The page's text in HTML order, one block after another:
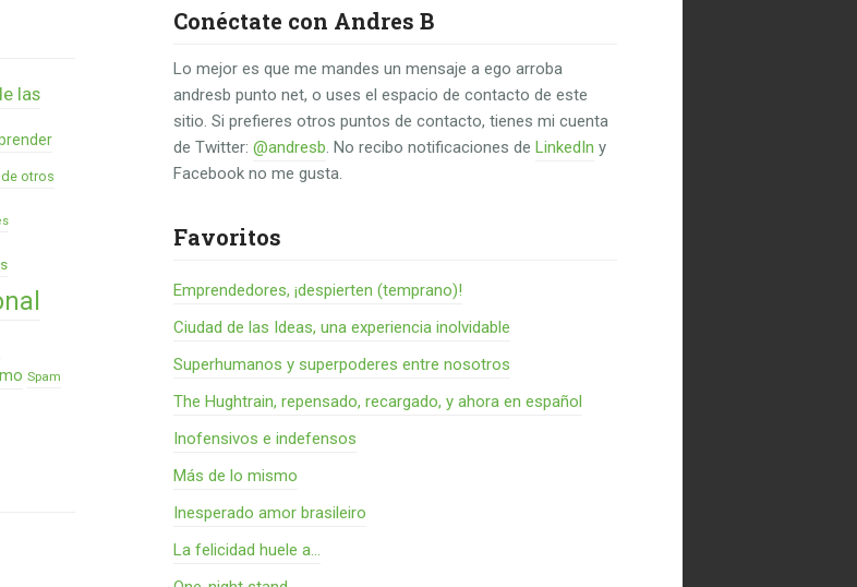
las
otros
Spam
Conéctate con Andres B
Lo mejor es que me mandes un mensaje a ego arroba
andresb punto net, o uses el espacio de contacto de este
sitio. Si prefieres otros puntos de contacto, tienes mi cuenta
de Twitter:@andresb. No recibo notificaciones deLinkedIn y
Facebook no me gusta.
Favoritos
Emprendedores, ¡despierten (temprano)!
Ciudad de las Ideas, una experiencia inolvidable
Superhumanos y superpoderes entre nosotros
The Hughtrain, repensado, recargado, y ahora en español
Inofensivos e indefensos
Más de lo mismo
Inesperado amor brasileiro
La felicidad huele a...